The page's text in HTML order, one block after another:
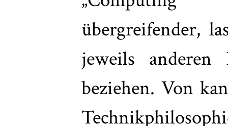
übergreifender,
jeweils anderen
beziehen. Von